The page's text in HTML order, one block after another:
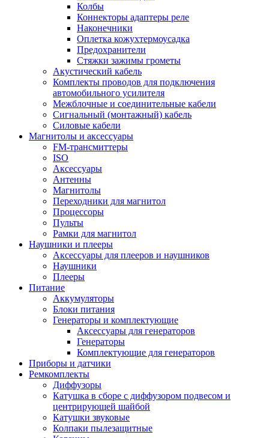
Колбы
Коннекторы адаптеры реле
Наконечники
Оплетка кожухтермоусадка
Предохранители
Стяжки зажимы грометы
Акустический кабель
Комплекты проводов для подключения
автомобильного усилителя
Межблочные и соединительные кабели
Сигнальный (монтажный) кабель
Силовые кабели
Магнитолы и аксессуары
FM-трансмиттеры
ISO
Аксессуары
Антенны
Магнитолы
Переходники для магнитол
Процессоры
Пульты
Рамки для магнитол
Наушники и плееры
Аксессуары для плееров и наушников
Наушники
Плееры
Питание
Аккумуляторы
Блоки питания
Генераторы и комплектующие
Аксессуары для генераторов
Генераторы
Комплектующие для генераторов
Приборы и датчики
Ремкомплекты
Диффузоры
Катушка в сборе с диффузором подвесом и
центрирующей шайбой
Катушки звуковые
Колпаки пылезащитные